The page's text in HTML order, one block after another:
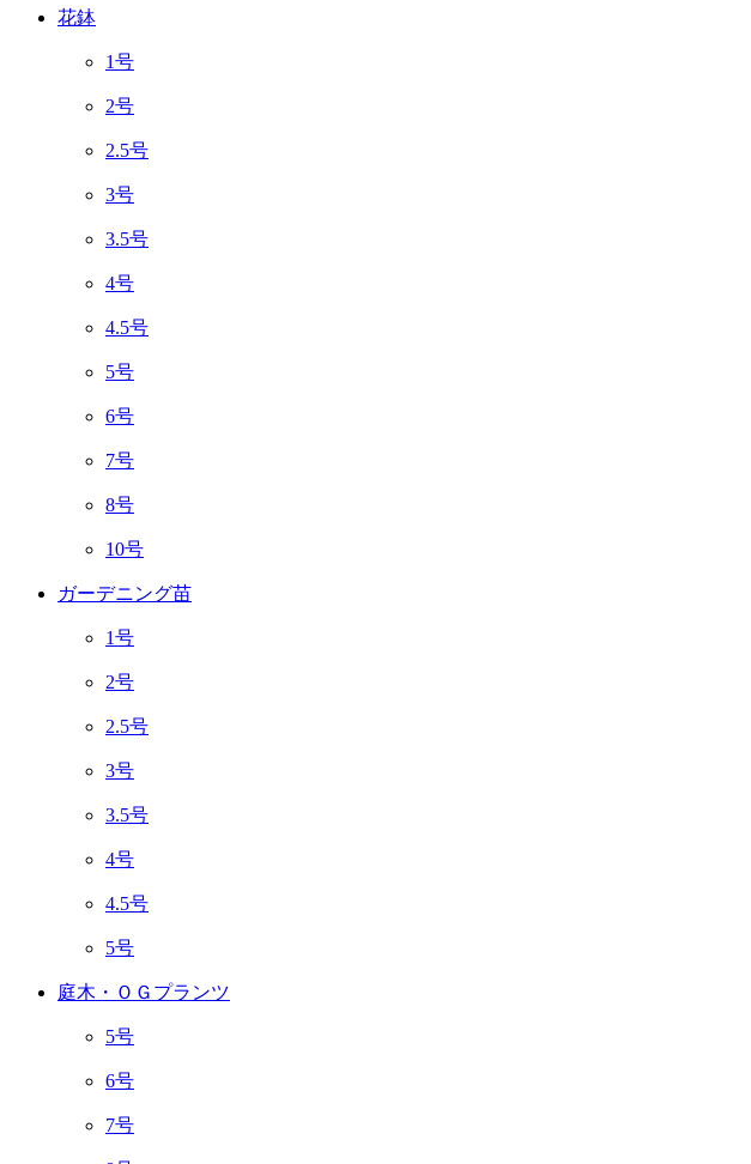
花鉢
1号
2号
2.5号
3号
3.5号
4号
4.5号
5号
6号
7号
8号
10号
ガーデニング苗
1号
2号
2.5号
3号
3.5号
4号
4.5号
5号
庭木・ＯＧプランツ
5号
6号
7号